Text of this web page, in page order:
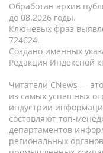
Обработан архив
до 08.2026 годы.
Ключевых фраз
724624.
Создано именных
Редакция Индексной
Читатели CNews —
из самых успешных
индустрии
составляют топ-
департаментов
региональных